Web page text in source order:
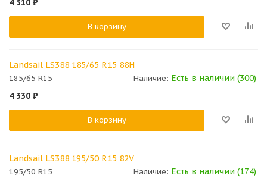
4 310 ₽
В корзину
Landsail LS388 185/65 R15 88H
185/65 R15 Наличие: Есть в наличии (300)
4 330 ₽
В корзину
Landsail LS388 195/50 R15 82V
195/50 R15 Наличие: Есть в наличии (174)